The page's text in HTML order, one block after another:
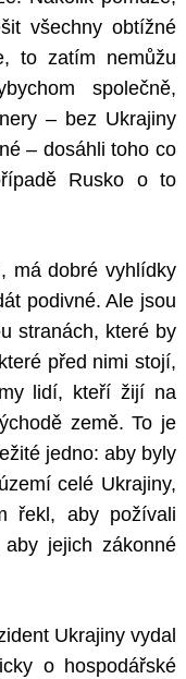
všechny obtížné
to zatím nemůžu
společně,
– bez Ukrajiny
– dosáhli toho co
Rusko o to
má dobré vyhlídky
podivné. Ale jsou
stranách, které by
před nimi stojí,
lidí, kteří žijí na
země. To je
jedno: aby byly
celé Ukrajiny,
řekl, aby požívali
jejich zákonné
Ukrajiny vydal
o hospodářské